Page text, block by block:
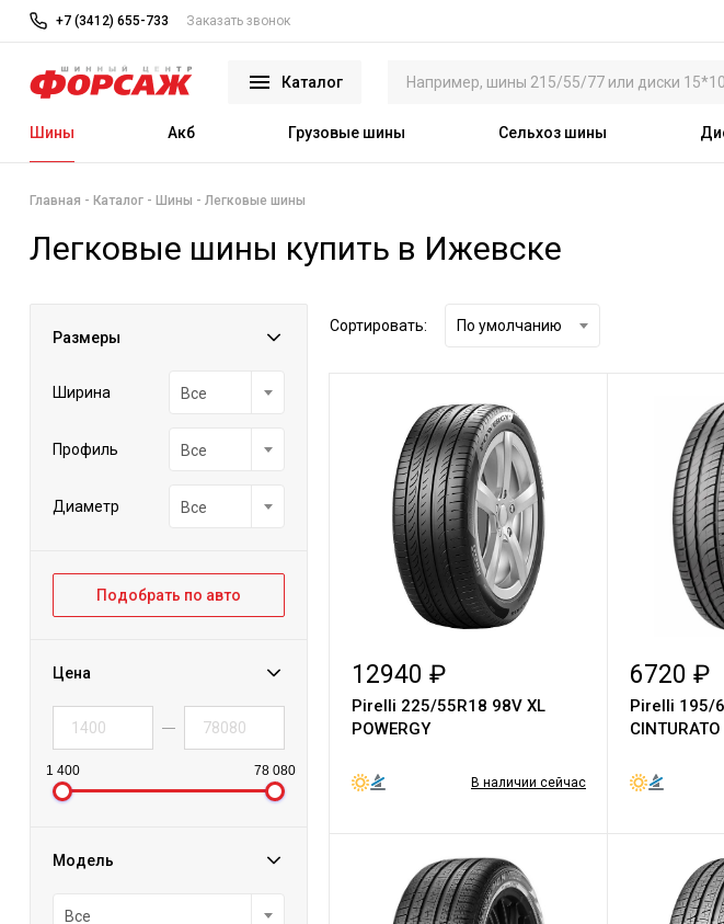
+7 (3412) 655-733 Заказать звонок
Каталог
Шины Акб Грузовые шины Сельхоз шины
Главная Каталог Шины Легковые шины
Легковые шины купить в Ижевске
Размеры
Ширина Все
Профиль Все
Диаметр Все
Подобрать по авто
Цена
1 400 78 080
Модель
Все
Сортировать: По умолчанию
12940 ₽
Pirelli 225/55R18 98V XL
POWERGY
В наличии сейчас
6720 ₽
Pirelli 195/